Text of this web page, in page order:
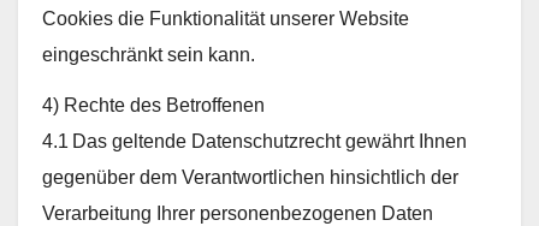
Cookies die Funktionalität unserer Website
eingeschränkt sein kann.
4) Rechte des Betroffenen
4.1 Das geltende Datenschutzrecht gewährt Ihnen
gegenüber dem Verantwortlichen hinsichtlich der
Verarbeitung Ihrer personenbezogenen Daten